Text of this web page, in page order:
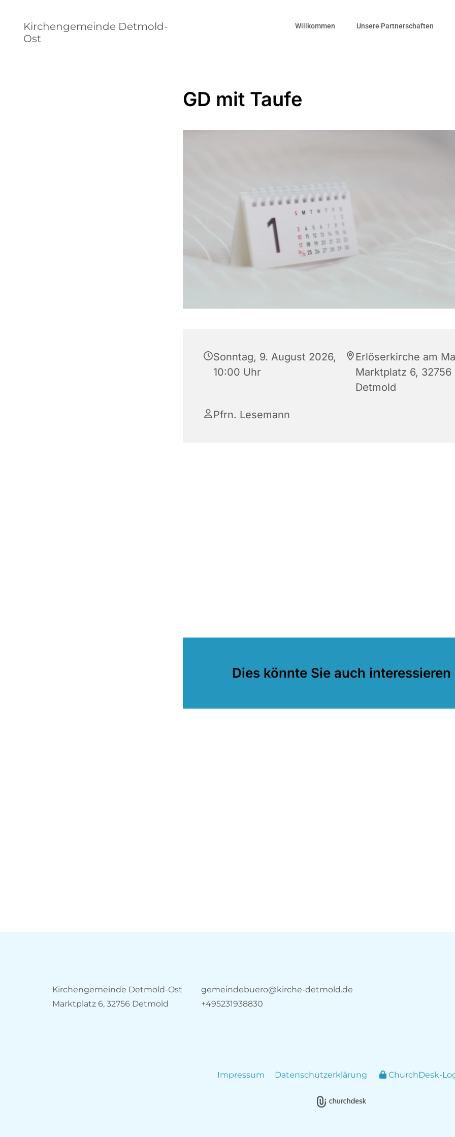
Kirchengemeinde Detmold-
Ost
Willkommen Unsere Partnerschaften
GD mit Taufe
Sonntag, 9. August 2026,
10:00 Uhr
Erlöserkirche am
Marktplatz 6, 32756
Detmold
Pfrn. Lesemann
Dies könnte Sie auch interessieren
Kirchengemeinde Detmold-Ost
Marktplatz 6, 32756 Detmold
gemeindebuero@kirche-detmold.de
+495231938830
Impressum Datenschutzerklärung ChurchDesk-